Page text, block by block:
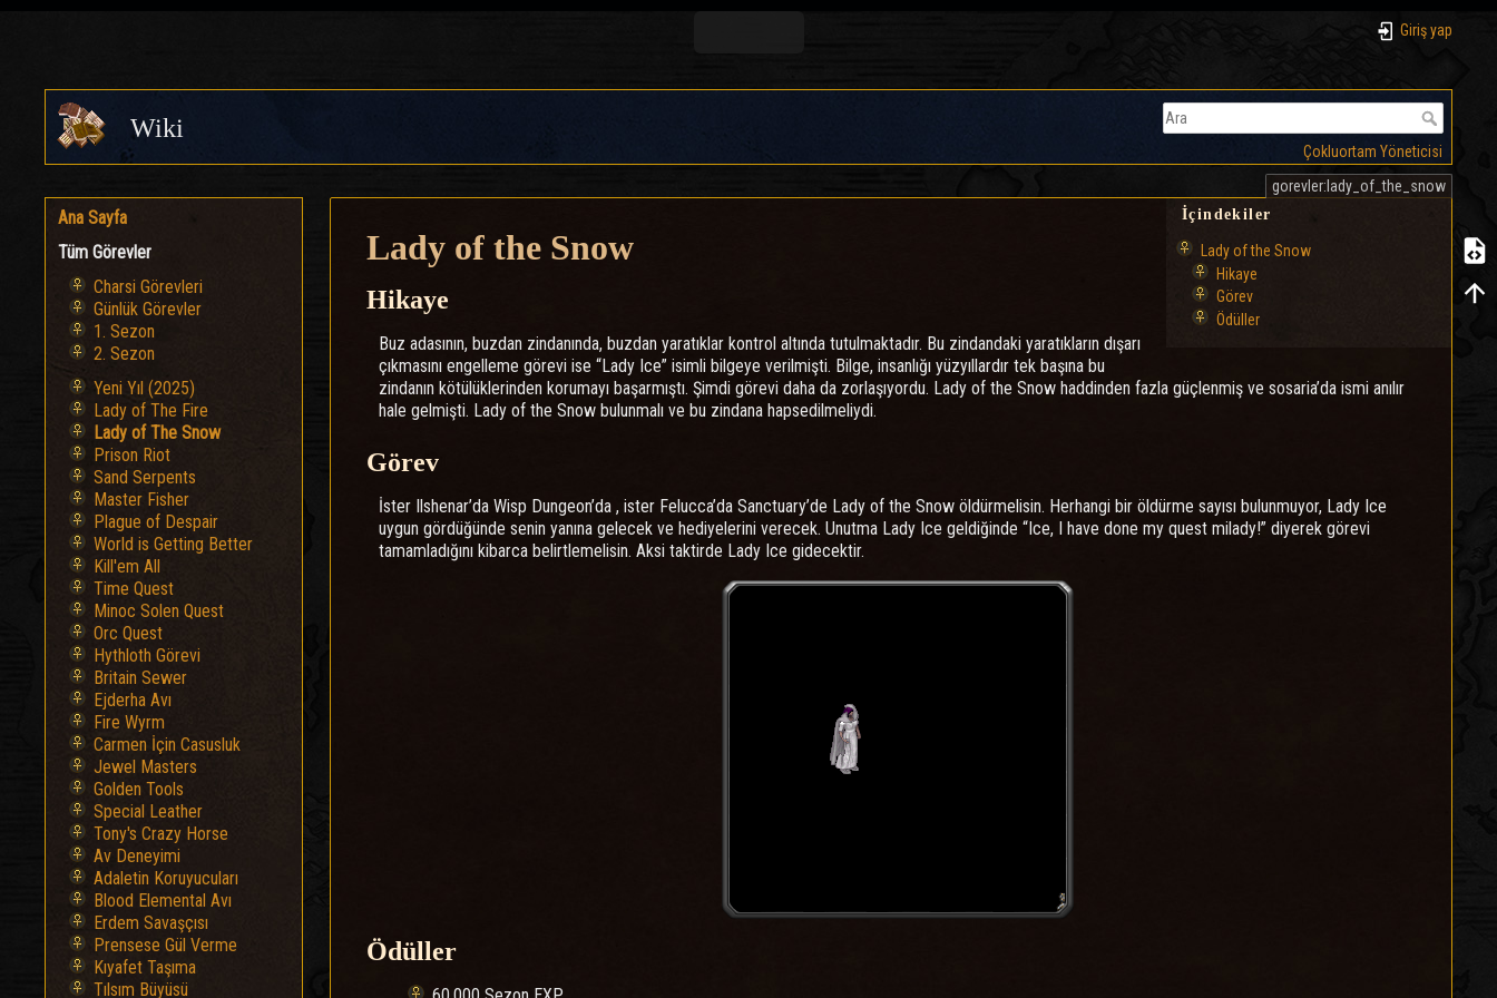
Wiki
Giriş yap
Çokluortam Yöneticisi
Ana Sayfa
Tüm Görevler
Charsi Görevleri
Günlük Görevler
1. Sezon
2. Sezon
Yeni Yıl (2025)
Lady of The Fire
Lady of The Snow
Prison Riot
Sand Serpents
Master Fisher
Plague of Despair
World is Getting Better
Kill'em All
Time Quest
Minoc Solen Quest
Orc Quest
Hythloth Görevi
Britain Sewer
Ejderha Avı
Fire Wyrm
Carmen İçin Casusluk
Jewel Masters
Golden Tools
Special Leather
Tony's Crazy Horse
Av Deneyimi
Adaletin Koruyucuları
Blood Elemental Avı
Erdem Savaşçısı
Prensese Gül Verme
Kıyafet Taşıma
Tılsım Büyüsü
gorevler:lady_of_the_snow
İçindekiler
Lady of the Snow
Hikaye
Görev
Ödüller
Lady of the Snow
Hikaye
Buz adasının, buzdan zindanında, buzdan yaratıklar kontrol altında tutulmaktadır. Bu zindandaki yaratıkların dışarı
çıkmasını engelleme görevi ise “Lady Ice” isimli bilgeye verilmişti. Bilge, insanlığı yüzyıllardır tek başına bu
zindanın kötülüklerinden korumayı başarmıştı. Şimdi görevi daha da zorlaşıyordu. Lady of the Snow haddinden fazla güçlenmiş ve sosaria’da ismi anılır
hale gelmişti. Lady of the Snow bulunmalı ve bu zindana hapsedilmeliydi.
Görev
İster Ilshenar’da Wisp Dungeon’da , ister Felucca’da Sanctuary’de Lady of the Snow öldürmelisin. Herhangi bir öldürme sayısı bulunmuyor, Lady Ice
uygun gördüğünde senin yanına gelecek ve hediyelerini verecek. Unutma Lady Ice geldiğinde “Ice, I have done my quest milady!” diyerek görevi
tamamladığını kibarca belirtlemelisin. Aksi taktirde Lady Ice gidecektir.
Ödüller